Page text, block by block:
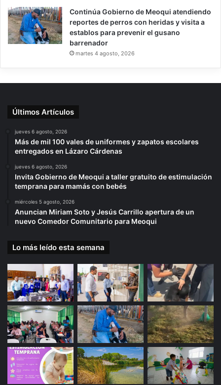
Continúa Gobierno de Meoqui atendiendo
reportes de perros con heridas y visita a
establos para prevenir el gusano
barrenador
martes 4 agosto, 2026
Últimos Artículos
jueves 6 agosto, 2026
Más de mil 100 vales de uniformes y zapatos escolares
entregados en Lázaro Cárdenas
jueves 6 agosto, 2026
Invita Gobierno de Meoqui a taller gratuito de estimulación
temprana para mamás con bebés
miércoles 5 agosto, 2026
Anuncian Miriam Soto y Jesús Carrillo apertura de un
nuevo Comedor Comunitario para Meoqui
Lo más leído esta semana